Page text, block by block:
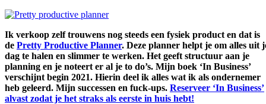
Ik verkoop zelf trouwens nog steeds een fysiek product en dat is
de Pretty Productive Planner. Deze planner helpt je om alles uit
dag te halen en slimmer te werken. Het geeft structuur aan je
planning en je noteert er al je to do’s. Mijn boek ‘In Business’
verschijnt begin 2021. Hierin deel ik alles wat ik als ondernemer
heb geleerd. Mijn successen en fuck-ups. Reserveer ‘In Business’
alvast zodat je het straks als eerste in huis hebt!